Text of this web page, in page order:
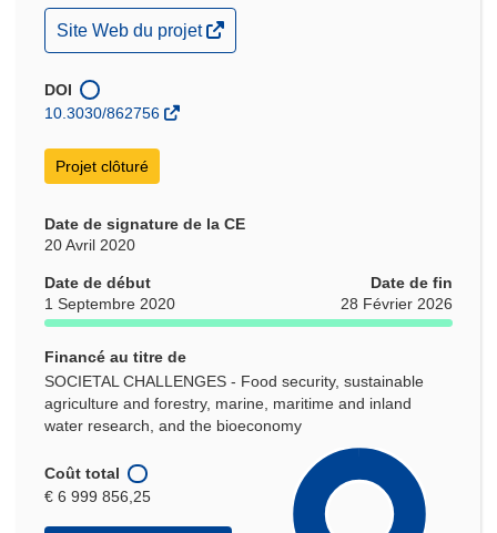
(s’ouvre
dans
nouvelle
fenêtre)
Site Web du projet
DOI
10.3030/862756
Projet clôturé
Date de signature de la CE
20 Avril 2020
Date de début
1 Septembre 2020
Date de fin
28 Février 2026
Financé au titre de
SOCIETAL CHALLENGES - Food security, sustainable
agriculture and forestry, marine, maritime and inland
water research, and the bioeconomy
Coût total
€ 6 999 856,25